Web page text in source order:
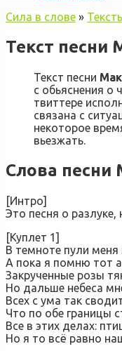
Сила в слове »
Текст песни
Текст песни
с обьяснения о
твиттере
связана с
некоторое
вьезжать.
Слова песни
[Интро]
Это песня о разлуке,
[Куплет 1]
В темноте пули меня
А пока я помню тот
Закрученные розы
Но дальше небеса
Всех с ума так
Что по обе границы
Все в этих делах:
Но я то всё равно